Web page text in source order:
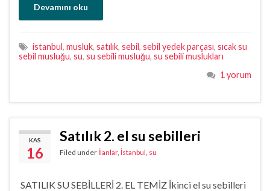
Devamını oku
istanbul, musluk, satılık, sebil, sebil yedek parçası, sıcak su
sebil musluğu, su, su sebili musluğu, su sebili muslukları
1 yorum
KAS
16
Satılık 2. el su sebilleri
Filed under İlanlar, İstanbul su
SATILIK SU SEBİLLERİ 2. EL TEMİZ İkinci el su sebilleri